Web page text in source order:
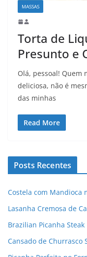
MASSAS
Torta de
Presunto e
Olá, pessoal! Quem
deliciosa, não é
das minhas
Read More
Posts Recentes
Costela com Mandioca
Lasanha Cremosa de
Brazilian Picanha Steak
Cansado de Churrasco